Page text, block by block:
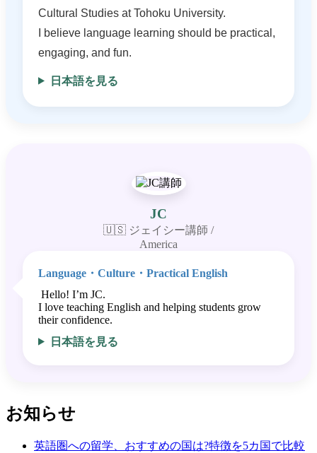
Cultural Studies at Tohoku University.
I believe language learning should be practical,
engaging, and fun.
日本語を見る
JC
🇺🇸 ジェイシー講師 /
America
Language・Culture・Practical English
Hello! I’m JC.
I love teaching English and helping students grow
their confidence.
日本語を見る
お知らせ
英語圏への留学、おすすめの国は?特徴を5カ国で比較